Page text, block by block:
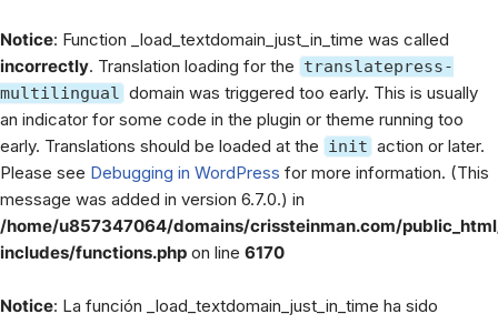
Notice: Function _load_textdomain_just_in_time was called
incorrectly. Translation loading for the translatepress-
multilingual domain was triggered too early. This is usually
an indicator for some code in the plugin or theme running too
early. Translations should be loaded at the init action or later.
Please see Debugging in WordPress for more information. (This
message was added in version 6.7.0.) in
/home/u857347064/domains/crissteinman.com/
includes/functions.php on line 6170
Notice: La función _load_textdomain_just_in_time ha sido